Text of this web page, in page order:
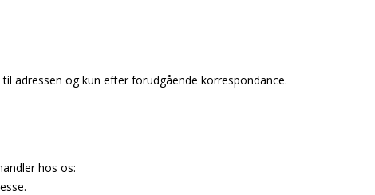
adressen og kun efter forudgående korrespondance.
hos os: